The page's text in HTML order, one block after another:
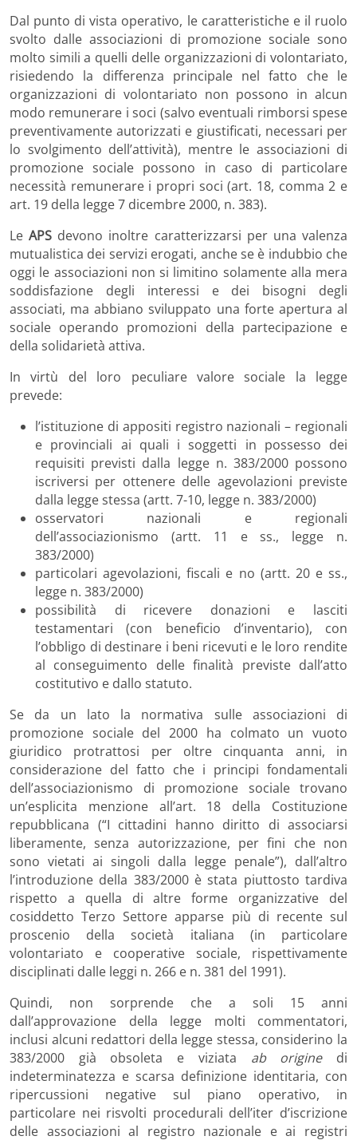
Dal punto di vista operativo, le caratteristiche e il ruolo
svolto dalle associazioni di promozione sociale sono
molto simili a quelli delle organizzazioni di volontariato,
risiedendo la differenza principale nel fatto che le
organizzazioni di volontariato non possono in alcun
modo remunerare i soci (salvo eventuali rimborsi spese
preventivamente autorizzati e giustificati, necessari per
lo svolgimento dell’attività), mentre le associazioni di
promozione sociale possono in caso di particolare
necessità remunerare i propri soci (art. 18, comma 2 e
art. 19 della legge 7 dicembre 2000, n. 383).
LeAPS devono inoltre caratterizzarsi per una valenza
mutualistica dei servizi erogati, anche se è indubbio che
oggi le associazioni non si limitino solamente alla mera
soddisfazione degli interessi e dei bisogni degli
associati, ma abbiano sviluppato una forte apertura al
sociale operando promozioni della partecipazione e
della solidarietà attiva.
In virtù del loro peculiare valore sociale la legge
prevede:
l’istituzione di appositi registro nazionali – regionali
e provinciali ai quali i soggetti in possesso dei
requisiti previsti dalla legge n. 383/2000 possono
iscriversi per ottenere delle agevolazioni previste
dalla legge stessa (artt. 7-10, legge n. 383/2000)
osservatori nazionali e regionali
dell’associazionismo (artt. 11 e ss., legge n.
383/2000)
particolari agevolazioni, fiscali e no (artt. 20 e ss.,
legge n. 383/2000)
possibilità di ricevere donazioni e lasciti
testamentari (con beneficio d’inventario), con
l’obbligo di destinare i beni ricevuti e le loro rendite
al conseguimento delle finalità previste dall’atto
costitutivo e dallo statuto.
Se da un lato la normativa sulle associazioni di
promozione sociale del 2000 ha colmato un vuoto
giuridico protrattosi per oltre cinquanta anni, in
considerazione del fatto che i principi fondamentali
dell’associazionismo di promozione sociale trovano
un’esplicita menzione all’art. 18 della Costituzione
repubblicana (“I cittadini hanno diritto di associarsi
liberamente, senza autorizzazione, per fini che non
sono vietati ai singoli dalla legge penale”), dall’altro
l’introduzione della 383/2000 è stata piuttosto tardiva
rispetto a quella di altre forme organizzative del
cosiddetto Terzo Settore apparse più di recente sul
proscenio della società italiana (in particolare
volontariato e cooperative sociale, rispettivamente
disciplinati dalle leggi n. 266 e n. 381 del 1991).
Quindi, non sorprende che a soli 15 anni
dall’approvazione della legge molti commentatori,
inclusi alcuni redattori della legge stessa, considerino la
383/2000 già obsoleta e viziata ab originedi
indeterminatezza e scarsa definizione identitaria, con
ripercussioni negative sul piano operativo, in
particolare nei risvolti procedurali dell’iter d’iscrizione
delle associazioni al registro nazionale e ai registri